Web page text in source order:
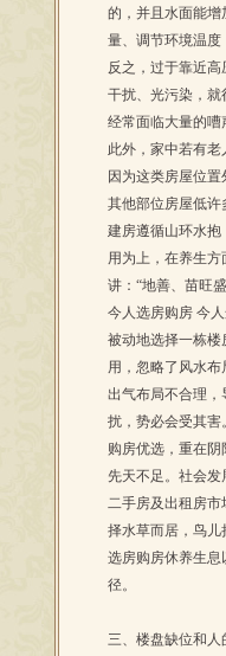
的，并且水面能
量、调节环境温度
反之，过于靠近
干扰、光污染，
经常面临大量的
此外，家中若有
因为这类房屋位
其他部位房屋低
建房遵循山环水
用为上，在养生
讲：“地善、苗旺
今人选房购房 今
被动地选择一栋
用，忽略了风水
出气布局不合理
扰，势必会受其
购房优选，重在
先天不足。社会
二手房及出租房
择水草而居，鸟
选房购房休养生
径。
三、楼盘缺位和人